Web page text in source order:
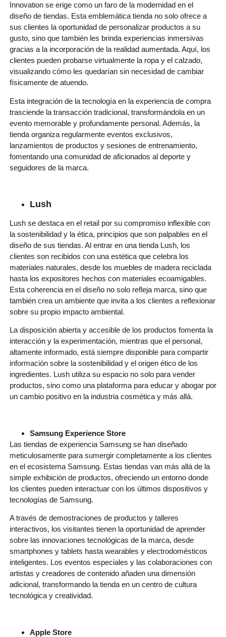
Innovation se erige como un faro de la modernidad en el
diseño de tiendas. Esta emblemática tienda no solo ofrece a
sus clientes la oportunidad de personalizar productos a su
gusto, sino que también les brinda experiencias inmersivas
gracias a la incorporación de la realidad aumentada. Aquí, los
clientes pueden probarse virtualmente la ropa y el calzado,
visualizando cómo les quedarían sin necesidad de cambiar
físicamente de atuendo.
Esta integración de la tecnología en la experiencia de compra
trasciende la transacción tradicional, transformándola en un
evento memorable y profundamente personal. Además, la
tienda organiza regularmente eventos exclusivos,
lanzamientos de productos y sesiones de entrenamiento,
fomentando una comunidad de aficionados al deporte y
seguidores de la marca.
Lush
Lush se destaca en el retail por su compromiso inflexible con
la sostenibilidad y la ética, principios que son palpables en el
diseño de sus tiendas. Al entrar en una tienda Lush, los
clientes son recibidos con una estética que celebra los
materiales naturales, desde los muebles de madera reciclada
hasta los expositores hechos con materiales ecoamigables.
Esta coherencia en el diseño no solo refleja marca, sino que
también crea un ambiente que invita a los clientes a reflexionar
sobre su propio impacto ambiental.
La disposición abierta y accesible de los productos fomenta la
interacción y la experimentación, mientras que el personal,
altamente informado, está siempre disponible para compartir
información sobre la sostenibilidad y el origen ético de los
ingredientes. Lush utiliza su espacio no solo para vender
productos, sino como una plataforma para educar y abogar por
un cambio positivo en la industria cosmética y más allá.
Samsung Experience Store
Las tiendas de experiencia Samsung se han diseñado
meticulosamente para sumergir completamente a los clientes
en el ecosistema Samsung. Estas tiendas van más allá de la
simple exhibición de productos, ofreciendo un entorno donde
los clientes pueden interactuar con los últimos dispositivos y
tecnologías de Samsung.
A través de demostraciones de productos y talleres
interactivos, los visitantes tienen la oportunidad de aprender
sobre las innovaciones tecnológicas de la marca, desde
smartphones y tablets hasta wearables y electrodomésticos
inteligentes. Los eventos especiales y las colaboraciones con
artistas y creadores de contenido añaden una dimensión
adicional, transformando la tienda en un centro de cultura
tecnológica y creatividad.
Apple Store